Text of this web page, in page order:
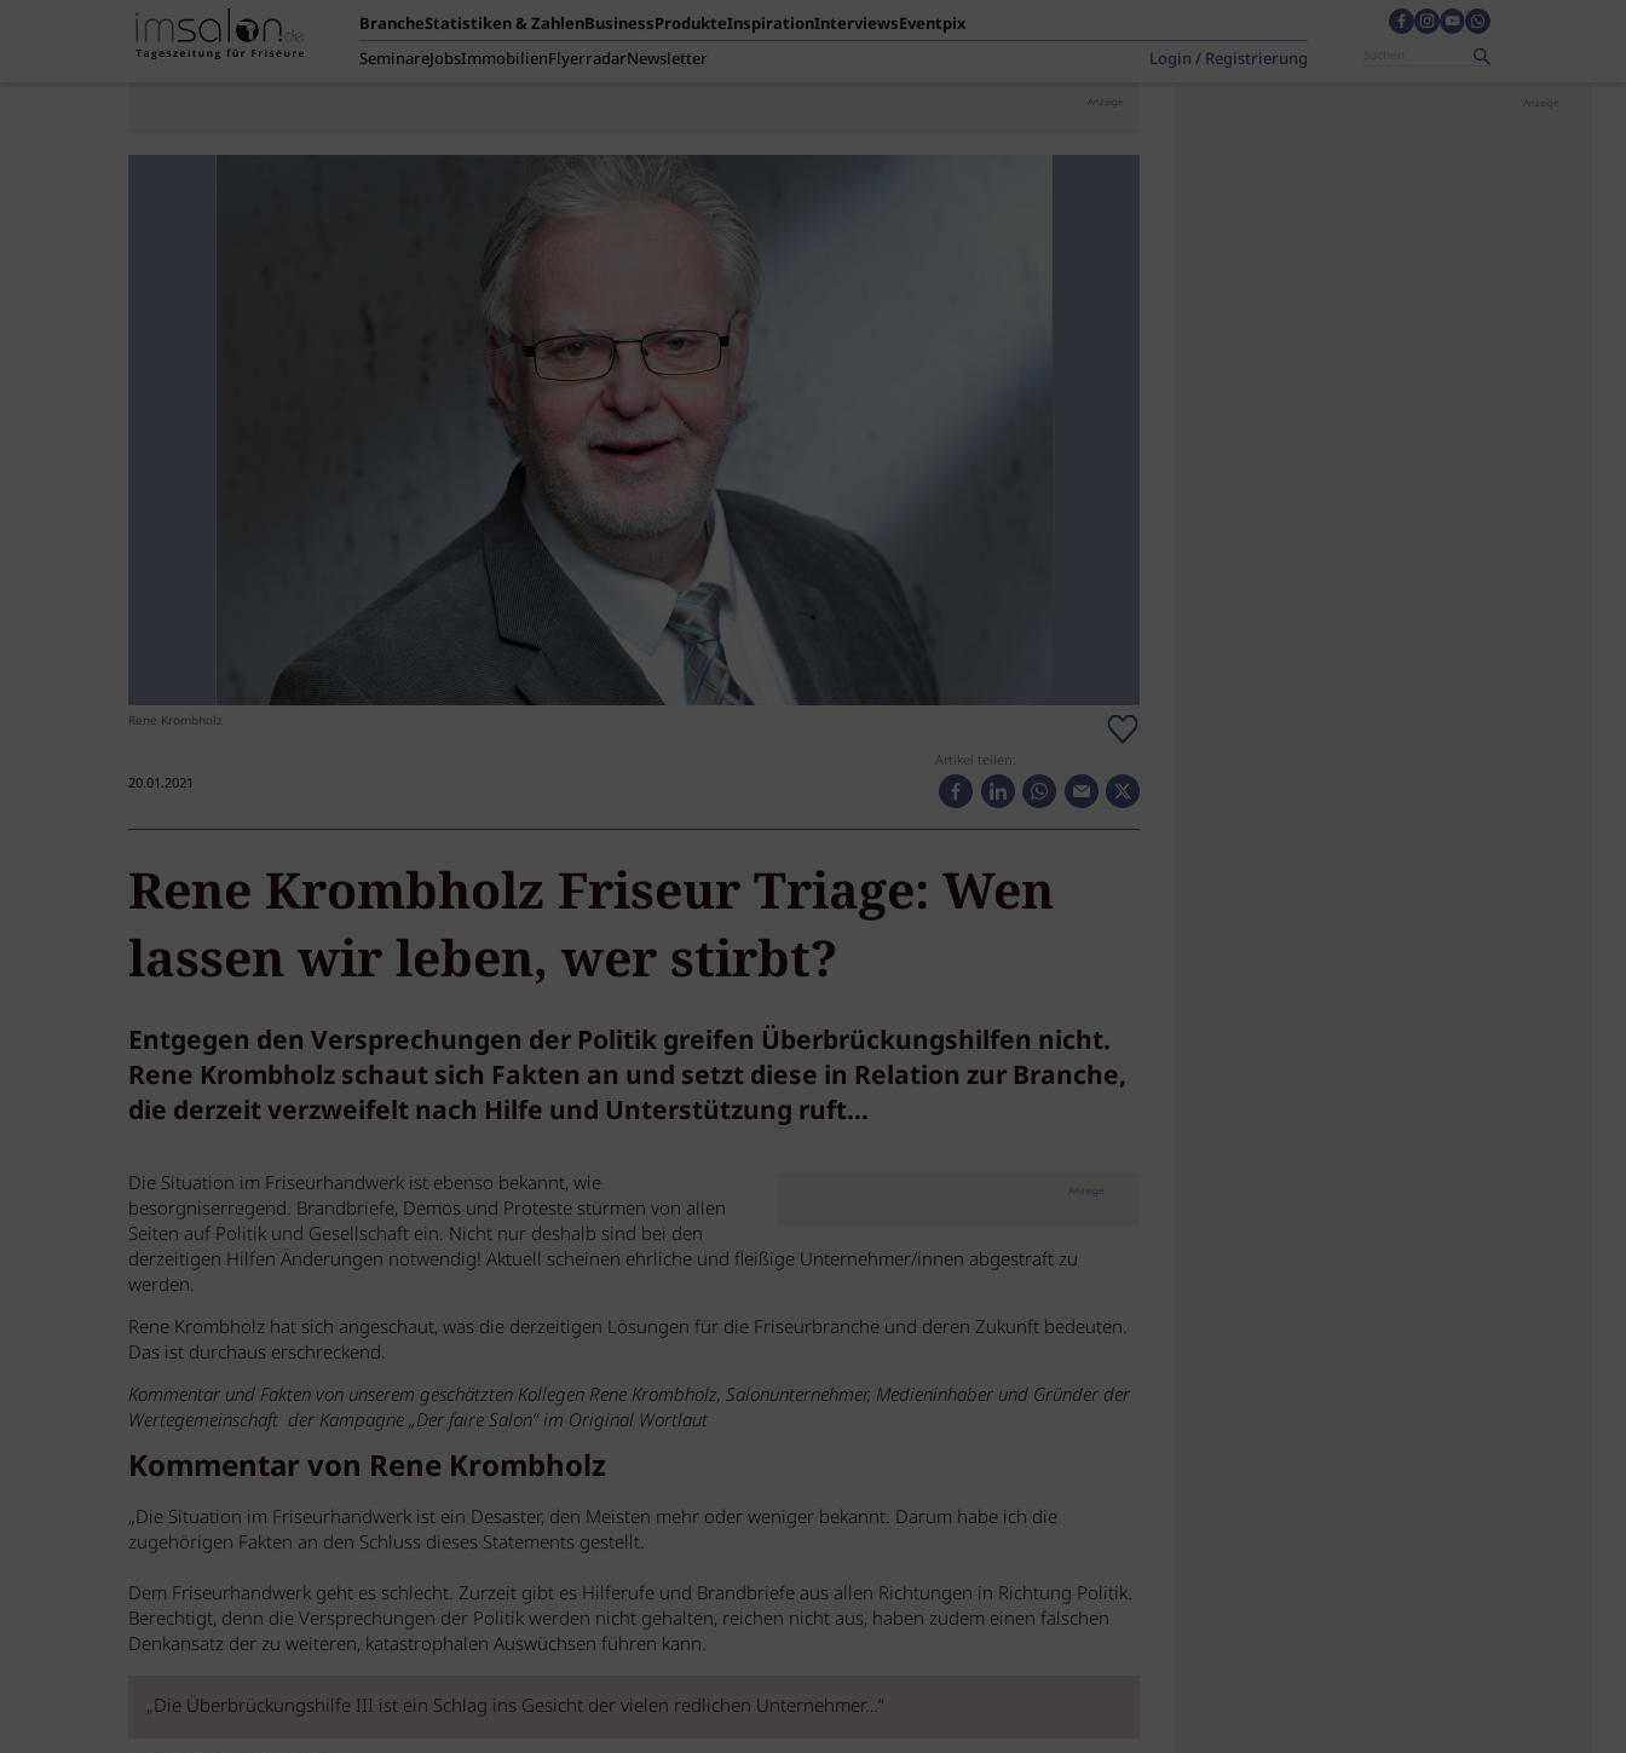
BrancheStatistiken & ZahlenBusinessProdukteInspirationInterviewsEventpix
SeminareJobsImmobilienFlyerradarNewsletter Login / Registrierung
Anzeige
Rene Krombholz
20.01.2021
Artikel teilen:
Rene Krombholz Friseur Triage: Wen
lassen wir leben, wer stirbt?
Entgegen den Versprechungen der Politik greifen Überbrückungshilfen nicht.
Rene Krombholz schaut sich Fakten an und setzt diese in Relation zur Branche,
die derzeit verzweifelt nach Hilfe und Unterstützung ruft…
Anzeige
Die Situation im Friseurhandwerk ist ebenso bekannt, wie
besorgniserregend. Brandbriefe, Demos und Proteste stürmen von allen
Seiten auf Politik und Gesellschaft ein. Nicht nur deshalb sind bei den
derzeitigen Hilfen Änderungen notwendig! Aktuell scheinen ehrliche und fleißige Unternehmer/innen abgestraft zu
werden.
Rene Krombholz hat sich angeschaut, was die derzeitigen Lösungen für die Friseurbranche und deren Zukunft bedeuten.
Das ist durchaus erschreckend.
Kommentar und Fakten von unserem geschätzten Kollegen Rene Krombholz, Salonunternehmer, Medieninhaber und Gründer der
Wertegemeinschaft der Kampagne „Der faire Salon“ im Original Wortlaut
Kommentar von Rene Krombholz
„Die Situation im Friseurhandwerk ist ein Desaster, den Meisten mehr oder weniger bekannt. Darum habe ich die
zugehörigen Fakten an den Schluss dieses Statements gestellt.
Dem Friseurhandwerk geht es schlecht. Zurzeit gibt es Hilferufe und Brandbriefe aus allen Richtungen in Richtung Politik.
Berechtigt, denn die Versprechungen der Politik werden nicht gehalten, reichen nicht aus, haben zudem einen falschen
Denkansatz der zu weiteren, katastrophalen Auswüchsen führen kann.
„Die Überbrückungshilfe III ist ein Schlag ins Gesicht der vielen redlichen Unternehmer…“
Anzeige